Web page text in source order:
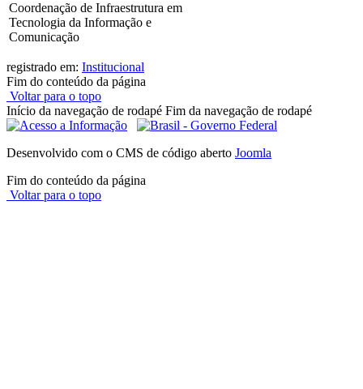
Coordenação de Infraestrutura em
Tecnologia da Informação e
Comunicação
registrado em: Institucional
Fim do conteúdo da página
Voltar para o topo
Início da navegação de rodapé Fim da navegação de rodapé
Desenvolvido com o CMS de código aberto Joomla
Fim do conteúdo da página
Voltar para o topo